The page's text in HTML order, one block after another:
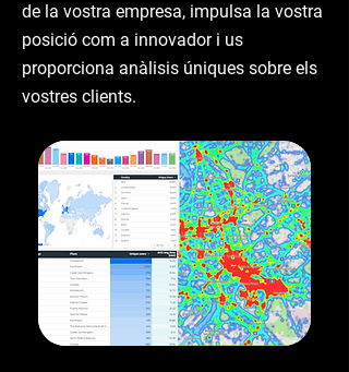
de la vostra empresa, impulsa la vostra
posició com a innovador i us
proporciona anàlisis úniques sobre els
vostres clients.